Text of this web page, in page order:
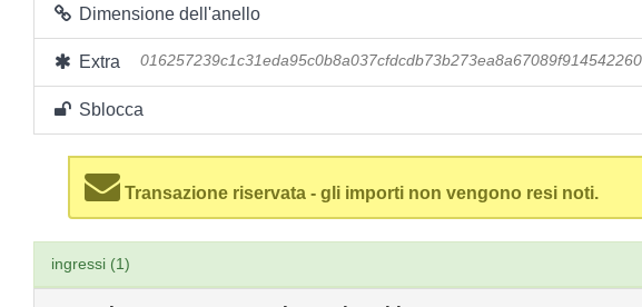
Dimensione dell'anello
Extra
Sblocca
Transazione riservata - gli importi non vengono resi noti.
ingressi (1)